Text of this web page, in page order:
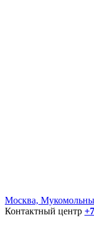
Москва,
Контактный центр